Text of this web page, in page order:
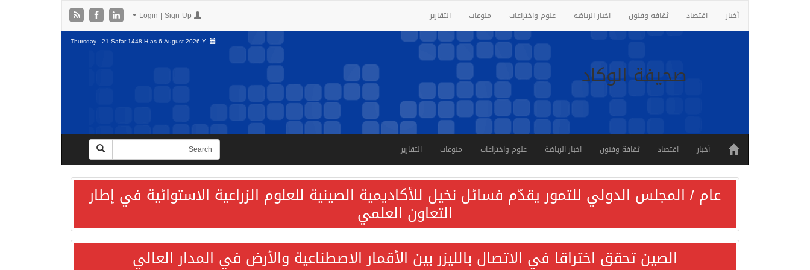
أخبار اقتصاد ثقافة وفنون اخبار الرياضة علوم واختراعات منوعات التقارير
صحيفة الوكاد
Thursday , 21 Safar 1448 H as6 August 2026 Y
أخبار اقتصاد ثقافة وفنون اخبار الرياضة علوم واختراعات منوعات التقارير
عام / المجلس الدولي للتمور يقدّم فسائل نخيل للأكاديمية الصينية للعلوم الزراعية الاستوائية في إطار
التعاون العلمي
الصين تحقق اختراقا في الاتصال بالليزر بين الأقمار الاصطناعية والأرض في المدار العالي